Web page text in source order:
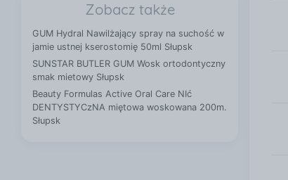
Zobacz także
GUM Hydral Nawilżający spray na suchość w
jamie ustnej kserostomię 50ml Słupsk
SUNSTAR BUTLER GUM Wosk ortodontyczny
smak mietowy Słupsk
Beauty Formulas Active Oral Care NIć
DENTYSTYCzNA miętowa woskowana 200m.
Słupsk